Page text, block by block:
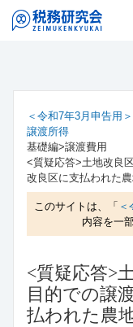
＜令和7年3月申告用
譲渡所得
基礎編>譲渡費用
<質疑応答>土地改良
改良区に支払われた
このサイトは、「 ＜
内容を一
<質疑応答>
目的での譲
払われた農